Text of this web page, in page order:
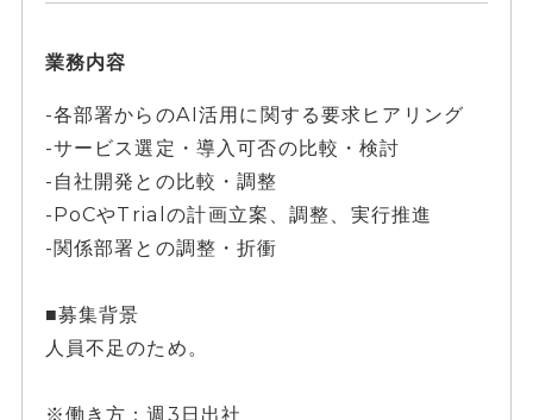
業務内容
-各部署からのAI活用に関する要求ヒアリング
-サービス選定・導入可否の比較・検討
-自社開発との比較・調整
-PoCやTrialの計画立案、調整、実行推進
-関係部署との調整・折衝
■募集背景
人員不足のため。
※働き方：週3日出社